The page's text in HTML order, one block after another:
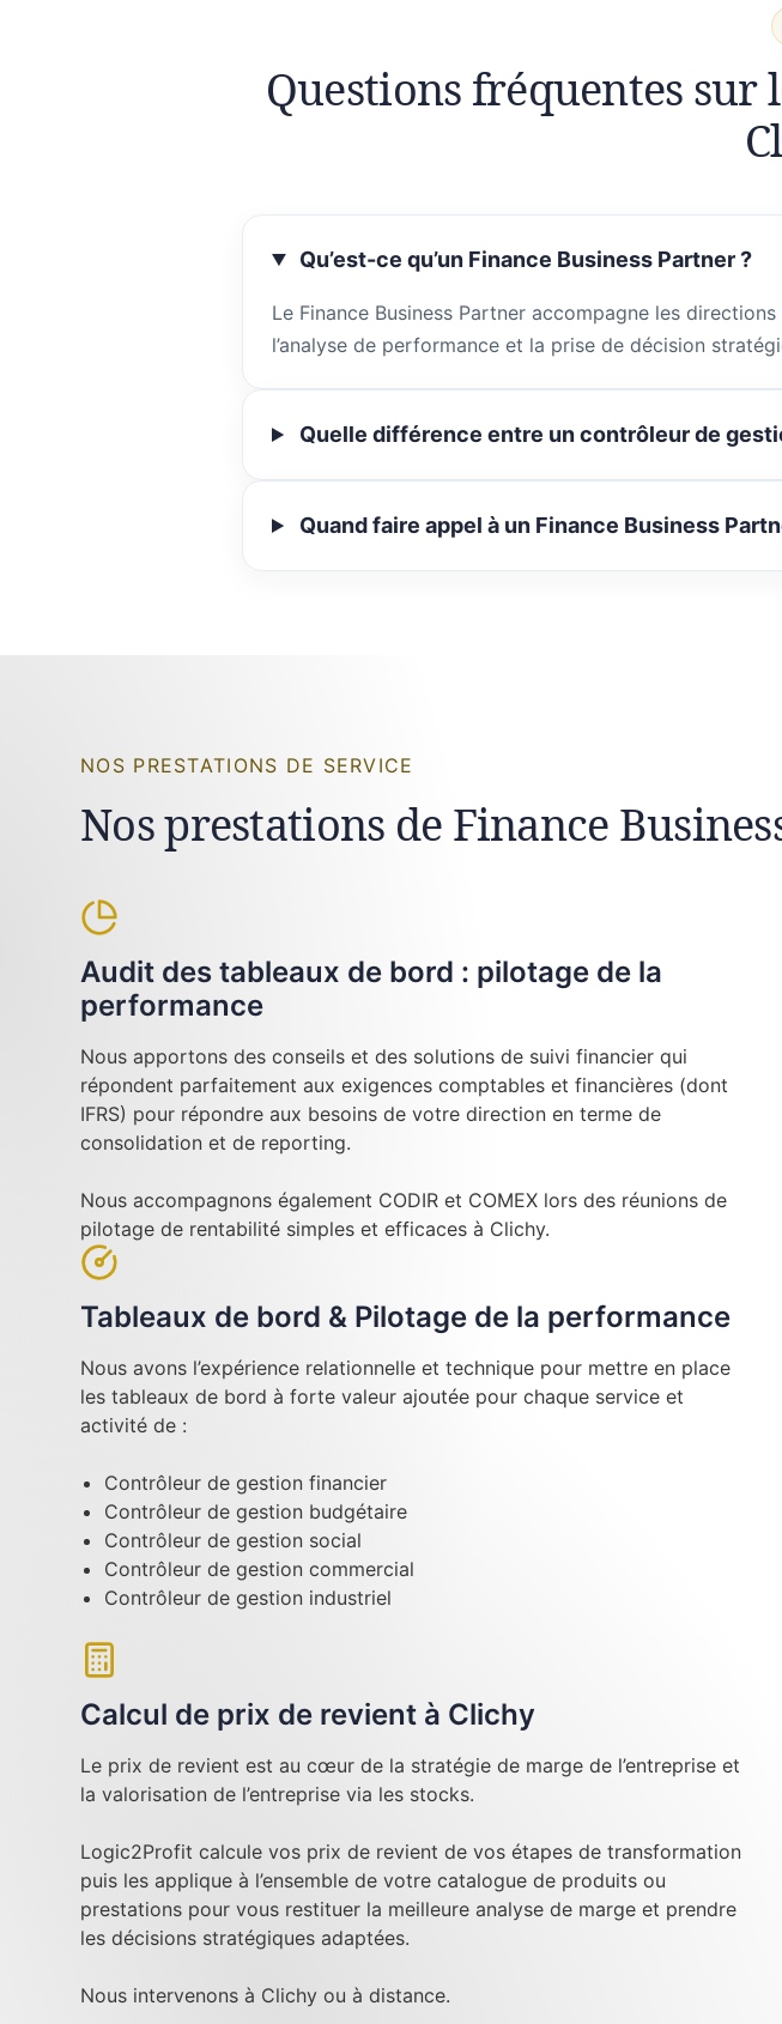
Questions fréquentes sur
Qu’est-ce qu’un Finance Business Partner ?
Le Finance Business Partner accompagne les
l’analyse de performance et la prise de décision
Quelle différence entre un contrôleur de
Quand faire appel à un Finance Business
NOS PRESTATIONS DE SERVICE
Nos prestations de Finance
Audit des tableaux de bord : pilotage de la
performance
Nous apportons des conseils et des solutions de suivi financier qui
répondent parfaitement aux exigences comptables et financières (dont
IFRS) pour répondre aux besoins de votre direction en terme de
consolidation et de reporting.
Nous accompagnons également CODIR et COMEX lors des réunions de
pilotage de rentabilité simples et efficaces à Clichy.
Tableaux de bord & Pilotage de la performance
Nous avons l’expérience relationnelle et technique pour mettre en place
les tableaux de bord à forte valeur ajoutée pour chaque service et
activité de :
Contrôleur de gestion financier
Contrôleur de gestion budgétaire
Contrôleur de gestion social
Contrôleur de gestion commercial
Contrôleur de gestion industriel
Calcul de prix de revient à Clichy
Le prix de revient est au cœur de la stratégie de marge de l’entreprise et
la valorisation de l’entreprise via les stocks.
Logic2Profit calcule vos prix de revient de vos étapes de transformation
puis les applique à l’ensemble de votre catalogue de produits ou
prestations pour vous restituer la meilleure analyse de marge et prendre
les décisions stratégiques adaptées.
Nous intervenons à Clichy ou à distance.